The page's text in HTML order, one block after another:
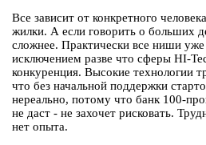
Все зависит от конкретного
жилки. А если говорить о больших
сложнее. Практически все ниши уже
исключением разве что сферы HI-
конкуренция. Высокие технологии
что без начальной поддержки
нереально, потому что банк 100-
не даст - не захочет рисковать.
нет опыта.